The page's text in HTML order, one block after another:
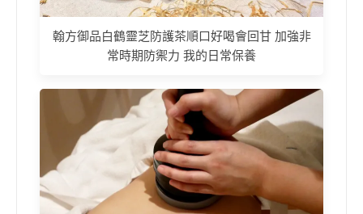
翰方御品白鶴靈芝防護茶順口好喝會回甘 加強非
常時期防禦力 我的日常保養